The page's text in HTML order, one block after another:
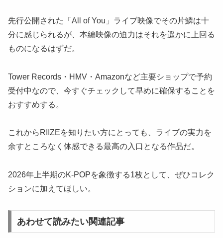
先行公開された「All of You」ライブ映像でその片鱗は十
分に感じられるが、本編映像の迫力はそれを遥かに上回る
ものになるはずだ。
Tower Records・HMV・Amazonなど主要ショップで予約
受付中なので、今すぐチェックして早めに確保することを
おすすめする。
これからRIIZEを知りたい方にとっても、ライブの実力を
余すところなく体感できる最高の入口となる作品だ。
2026年上半期のK-POPを象徴する1枚として、ぜひコレク
ションに加えてほしい。
あわせて読みたい関連記事